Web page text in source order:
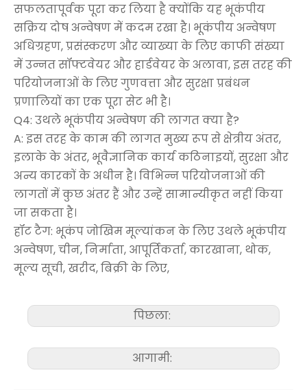
सफलतापूर्वक पूरा कर लिया है क्योंकि यह भूकंपीय
सक्रिय दोष अन्वेषण में कदम रखा है। भूकंपीय अन्वेषण
अधिग्रहण, प्रसंस्करण और व्याख्या के लिए काफी संख्या
में उन्नत सॉफ्टवेयर और हार्डवेयर के अलावा, इस तरह की
परियोजनाओं के लिए गुणवत्ता और सुरक्षा प्रबंधन
प्रणालियों का एक पूरा सेट भी है।
Q4: उथले भूकंपीय अन्वेषण की लागत क्या है?
A: इस तरह के काम की लागत मुख्य रूप से क्षेत्रीय अंतर,
इलाके के अंतर, भूवैज्ञानिक कार्य कठिनाइयों, सुरक्षा और
अन्य कारकों के अधीन है। विभिन्न परियोजनाओं की
लागतों में कुछ अंतर हैं और उन्हें सामान्यीकृत नहीं किया
जा सकता है।
हॉट टैग: भूकंप जोखिम मूल्यांकन के लिए उथले भूकंपीय
अन्वेषण, चीन, निर्माता, आपूर्तिकर्ता, कारखाना, थोक,
मूल्य सूची, खरीद, बिक्री के लिए,
पिछला:
आगामी: